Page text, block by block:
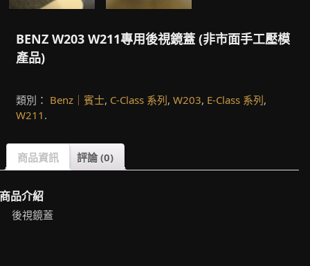
BENZ W203 W211專用後視鏡蓋 (非市面手工壓模
產品)
類別： Benz｜賓士, C-Class 系列, W203, E-Class 系列,
W211 .
商品資訊 評論 (0)
品介紹
後視鏡蓋